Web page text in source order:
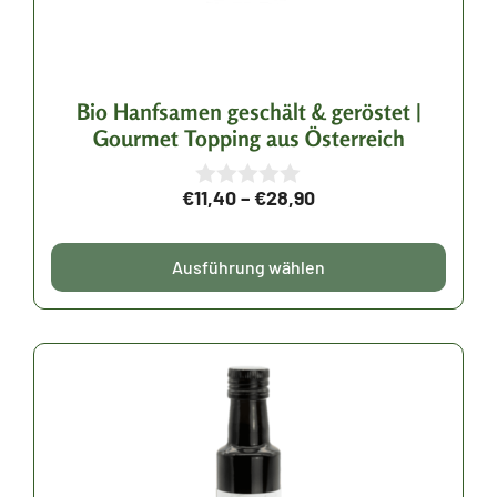
Bio Hanfsamen geschält & geröstet |
Gourmet Topping aus Österreich
0
o
n
5
€11,40–€28,90Preisspanne:
€28,90
Ausführung wählen
der
Produktseite